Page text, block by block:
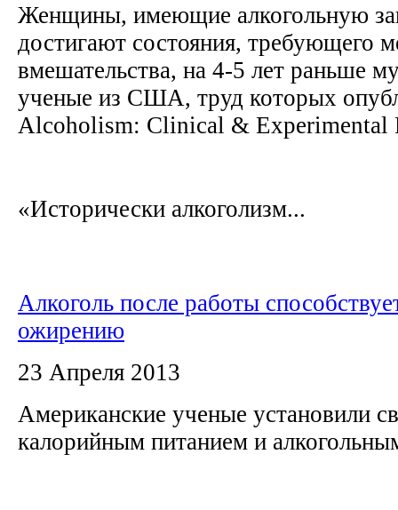
Женщины, имеющие алкогольную
достигают состояния, требующего
вмешательства, на 4-5 лет раньше
ученые из США, труд которых
Alcoholism: Clinical & Experimental
«Исторически алкоголизм...
Алкоголь после работы
ожирению
23 Апреля 2013
Американские ученые установили
калорийным питанием и